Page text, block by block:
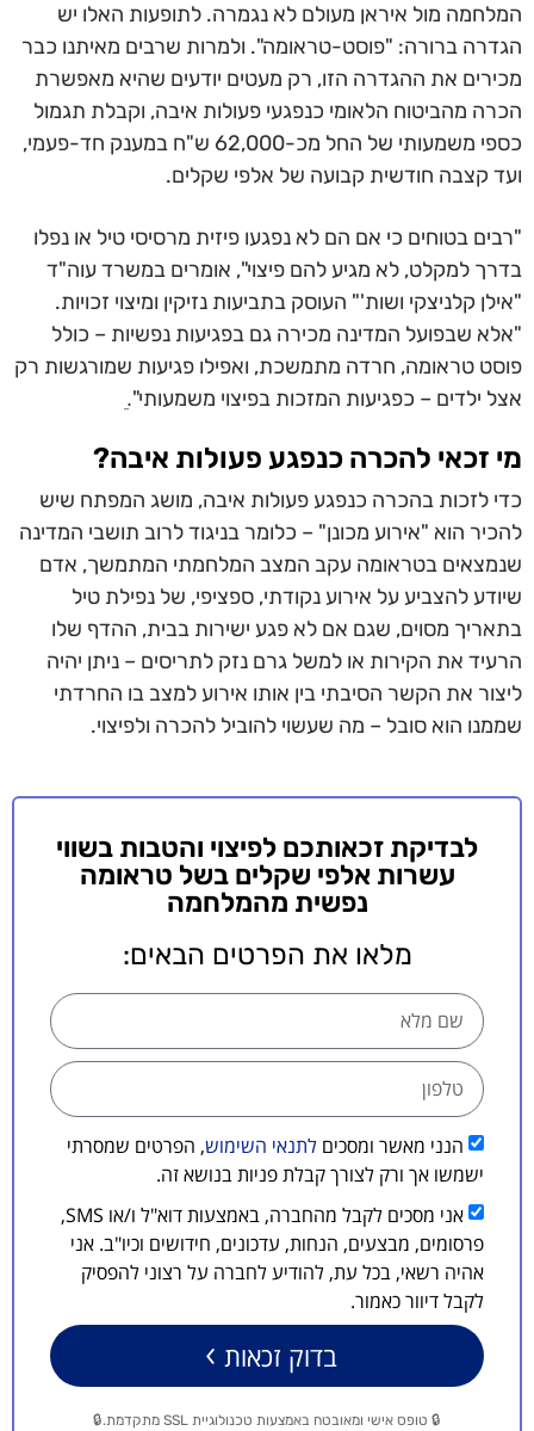
המלחמה מול איראן מעולם לא נגמרה. לתופעות האלו יש
הגדרה ברורה: "פוסט-טראומה". ולמרות שרבים מאיתנו כבר
מכירים את ההגדרה הזו, רק מעטים יודעים שהיא מאפשרת
הכרה מהביטוח הלאומי כנפגעי פעולות איבה, וקבלת תגמול
כספי משמעותי של החל מכ-62,000 ש"ח במענק חד-פעמי,
ועד קצבה חודשית קבועה של אלפי שקלים.
"רבים בטוחים כי אם הם לא נפגעו פיזית מרסיסי טיל או נפלו
בדרך למקלט, לא מגיע להם פיצוי", אומרים במשרד עוה"ד
"אילן קלניצקי ושות'" העוסק בתביעות נזיקין ומיצוי זכויות.
"אלא שבפועל המדינה מכירה גם בפגיעות נפשיות – כולל
פוסט טראומה, חרדה מתמשכת, ואפילו פגיעות שמורגשות רק
אצל ילדים – כפגיעות המזכות בפיצוי משמעותי".ֵ
מי זכאי להכרה כנפגע פעולות איבה?
כדי לזכות בהכרה כנפגע פעולות איבה, מושג המפתח שיש
להכיר הוא "אירוע מכונן" – כלומר בניגוד לרוב תושבי המדינה
שנמצאים בטראומה עקב המצב המלחמתי המתמשך, אדם
שיודע להצביע על אירוע נקודתי, ספציפי, של נפילת טיל
בתאריך מסוים, שגם אם לא פגע ישירות בבית, ההדף שלו
הרעיד את הקירות או למשל גרם נזק לתריסים – ניתן יהיה
ליצור את הקשר הסיבתי בין אותו אירוע למצב בו החרדתי
שממנו הוא סובל – מה שעשוי להוביל להכרה ולפיצוי.
לבדיקת זכאותכם לפיצוי והטבות בשווי
עשרות אלפי שקלים בשל טראומה
נפשית מהמלחמה
מלאו את הפרטים הבאים:
הנני מאשר ומסכים לתנאי השימוש, הפרטים שמסרתי
ישמשו אך ורק לצורך קבלת פניות בנושא זה.
אני מסכים לקבל מהחברה, באמצעות דוא"ל ו/או SMS,
פרסומים, מבצעים, הנחות, עדכונים, חידושים וכיו"ב. אני
אהיה רשאי, בכל עת, להודיע לחברה על רצוני להפסיק
לקבל דיוור כאמור.
בדוק זכאות
🔒 טופס אישי ומאובטח באמצעות טכנולוגיית SSL מתקדמת.🔒